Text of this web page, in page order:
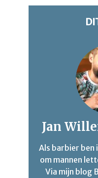
Jan
Als barbier ben
om mannen
Via mijn blog